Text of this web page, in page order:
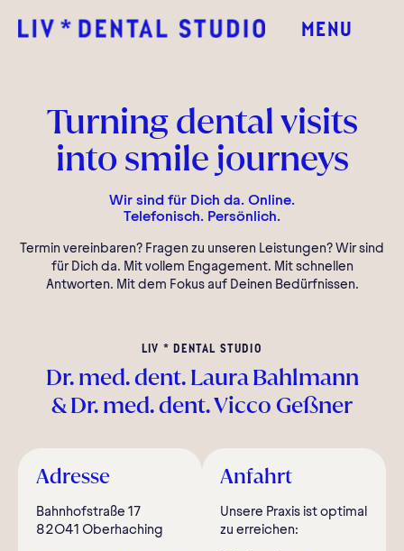
MENU
Turning dental visits
into smile journeys
Wir sind für Dich da. Online.
Telefonisch. Persönlich.
Termin vereinbaren? Fragen zu unseren Leistungen? Wir sind
für Dich da. Mit vollem Engagement. Mit schnellen
Antworten. Mit dem Fokus auf Deinen Bedürfnissen.
LIV * DENTAL STUDIO
Dr. med. dent. Laura Bahlmann
& Dr. med. dent. Vicco Geßner
Adresse
Bahnhofstraße 17
82041 Oberhaching
Anfahrt
Unsere Praxis ist optimal
zu erreichen: